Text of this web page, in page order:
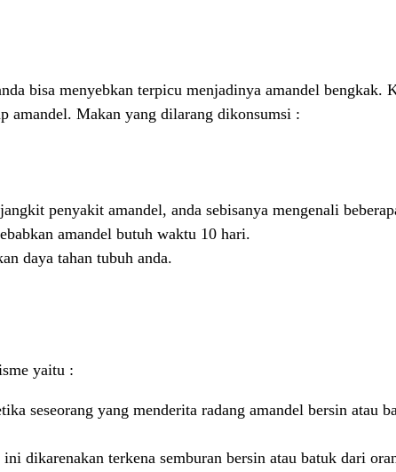
bisa menyebkan terpicu menjadinya amandel
amandel. Makan yang dilarang dikonsumsi :
penyakit amandel, anda sebisanya mengenali
amandel butuh waktu 10 hari.
daya tahan tubuh anda.
yaitu :
seseorang yang menderita radang amandel bersin atau
ini dikarenakan terkena semburan bersin atau batuk dari